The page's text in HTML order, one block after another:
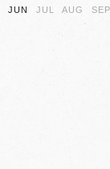
JUN JUL AUG SEP